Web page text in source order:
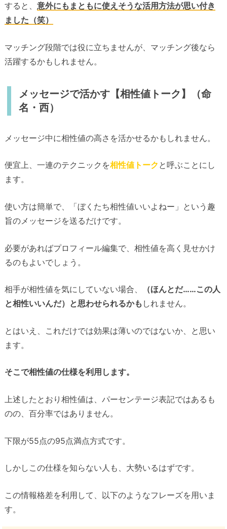
すると、 意外にもまともに使えそうな活用方法が思い付き
ました（笑）
マッチング段階では役に立ちませんが、マッチング後なら
活躍するかもしれません。
メッセージで活かす【相性値トーク】（命
名・西）
メッセージ中に相性値の高さを活かせるかもしれません。
便宜上、一連のテクニックを相性値トーク と呼ぶことにし
ます。
使い方は簡単で、「ぼくたち相性値いいよねー」という趣
旨のメッセージを送るだけです。
必要があればプロフィール編集で、相性値を高く見せかけ
るのもよいでしょう。
相手が相性値を気にしていない場合、
（ほんとだ……この人
と相性いいんだ）と思わせられるかも しれません。
とはいえ、これだけでは効果は薄いのではないか、と思い
ます。
そこで相性値の仕様を利用します。
上述したとおり相性値は、パーセンテージ表記ではあるも
のの、百分率ではありません。
下限が55点の95点満点方式です。
しかしこの仕様を知らない人も、大勢いるはずです。
この情報格差を利用して、以下のようなフレーズを用いま
す。